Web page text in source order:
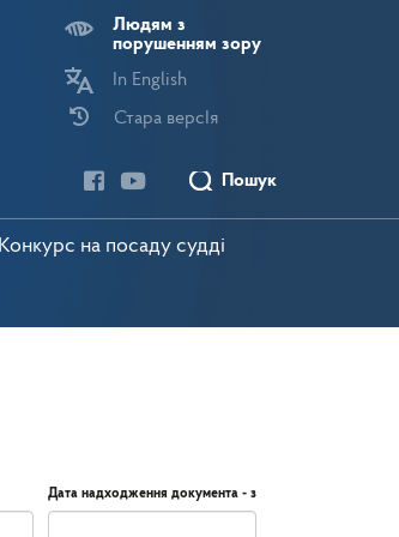
Людям з
порушенням зору
In English
Стара версІя
Пошук
Конкурс на посаду судді
Дата надходження документа - з